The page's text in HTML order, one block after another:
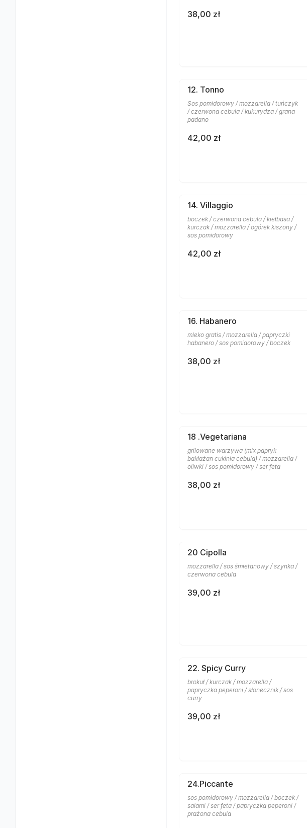
38,00 zł
12. Tonno
Sos pomidorowy / mozzarella / tuńczyk
/ czerwona cebula / kukurydza / grana
padano
42,00 zł
14. Villaggio
boczek / czerwona cebula / kiełbasa /
kurczak / mozzarella / ogórek kiszony /
sos pomidorowy
42,00 zł
16. Habanero
mleko gratis / mozzarella / papryczki
habanero / sos pomidorowy / boczek
38,00 zł
18 .Vegetariana
grilowane warzywa (mix papryk
bakłażan cukinia cebula) / mozzarella /
oliwki / sos pomidorowy / ser feta
38,00 zł
20 Cipolla
mozzarella / sos śmietanowy / szynka /
czerwona cebula
39,00 zł
22. Spicy Curry
brokuł / kurczak / mozzarella /
papryczka peperoni / słonecznik / sos
curry
39,00 zł
24.Piccante
sos pomidorowy / mozzarella / boczek /
salami / ser feta / papryczka peperoni /
prażona cebula